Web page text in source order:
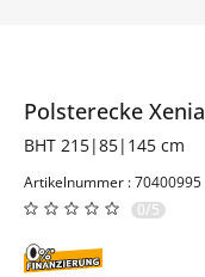
Polsterecke Xenia
BHT 215|85|145 cm
Artikelnummer : 70400995
0/5